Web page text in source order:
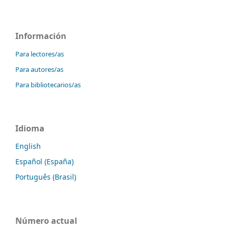
Información
Para lectores/as
Para autores/as
Para bibliotecarios/as
Idioma
English
Español (España)
Português (Brasil)
Número actual